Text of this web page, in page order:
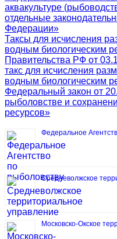
аквакультуре
отдельные
Федерации»
Таксы для исчисления
водным биологическим
Правительства РФ от
такс для исчисления
водным биологическим
Федеральный закон от
рыболовстве и
ресурсов»
Федеральное
Средневолжское
Московско-Окское